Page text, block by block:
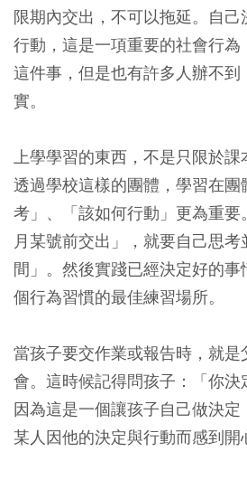
限期內交出，不可以拖延。自
行動，這是一項重要的社會行為
這件事，但是也有許多人辦不
實。
上學學習的東西，不是只限於
透過學校這樣的團體，學習在團
考」、「該如何行動」更為重
月某號前交出」，就要自己思
間」。然後實踐已經決定好的
個行為習慣的最佳練習場所。
當孩子要交作業或報告時，就是
會。這時候記得問孩子：「你決
因為這是一個讓孩子自己做決
某人因他的決定與行動而感到開